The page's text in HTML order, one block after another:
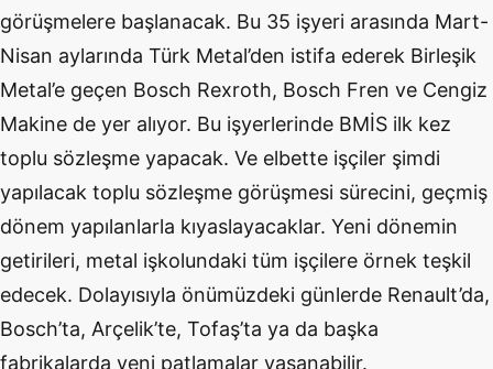
görüşmelere başlanacak. Bu 35 işyeri arasında Mart-
Nisan aylarında Türk Metal’den istifa ederek Birleşik
Metal’e geçen Bosch Rexroth, Bosch Fren ve Cengiz
Makine de yer alıyor. Bu işyerlerinde BMİS ilk kez
toplu sözleşme yapacak. Ve elbette işçiler şimdi
yapılacak toplu sözleşme görüşmesi sürecini, geçmiş
dönem yapılanlarla kıyaslayacaklar. Yeni dönemin
getirileri, metal işkolundaki tüm işçilere örnek teşkil
edecek. Dolayısıyla önümüzdeki günlerde Renault’da,
Bosch’ta, Arçelik’te, Tofaş’ta ya da başka
fabrikalarda yeni patlamalar yaşanabilir.